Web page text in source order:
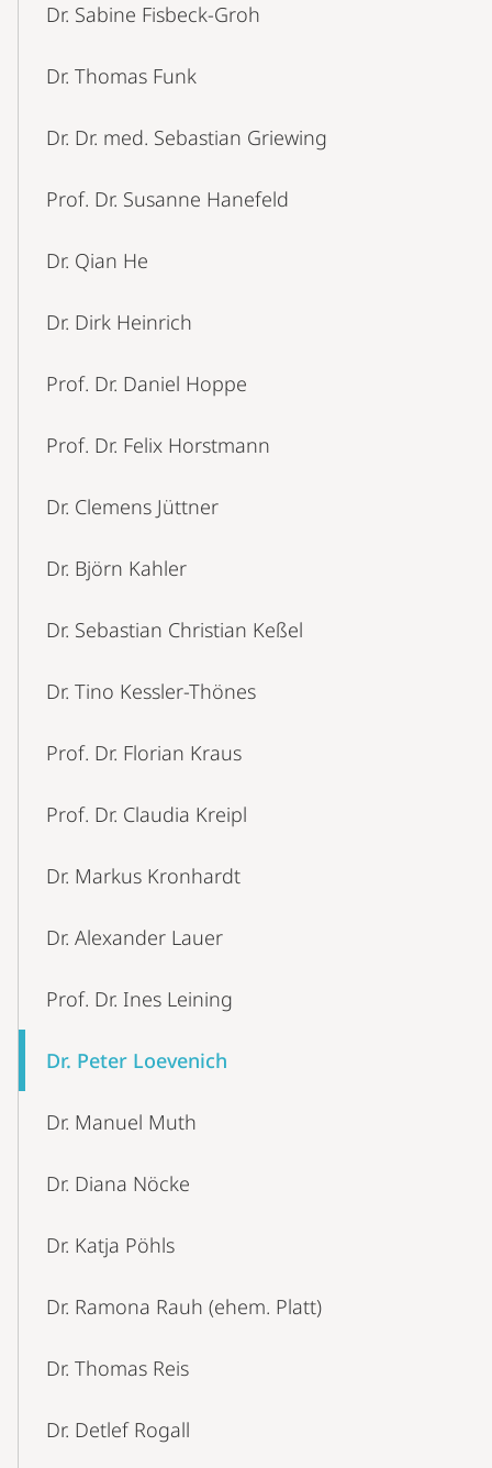
Dr. Sabine Fisbeck-Groh
Dr. Thomas Funk
Dr. Dr. med. Sebastian Griewing
Prof. Dr. Susanne Hanefeld
Dr. Qian He
Dr. Dirk Heinrich
Prof. Dr. Daniel Hoppe
Prof. Dr. Felix Horstmann
Dr. Clemens Jüttner
Dr. Björn Kahler
Dr. Sebastian Christian Keßel
Dr. Tino Kessler-Thönes
Prof. Dr. Florian Kraus
Prof. Dr. Claudia Kreipl
Dr. Markus Kronhardt
Dr. Alexander Lauer
Prof. Dr. Ines Leining
Dr. Peter Loevenich
Dr. Manuel Muth
Dr. Diana Nöcke
Dr. Katja Pöhls
Dr. Ramona Rauh (ehem. Platt)
Dr. Thomas Reis
Dr. Detlef Rogall